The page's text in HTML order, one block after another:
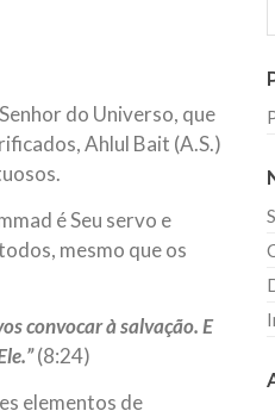
Desejamos a todos os irmãos
Islâmico no Brasil
Exteriores da
noite da quinta-feira, 03 de Abril,
em São Paulo, o ex-ministro
Sr. Kamal Kharrazi, que
do Universo, que
Ahlul Bait (A.S.)
é Seu servo e
mesmo que os
convocar à salvação. E
(8:24)
elementos de